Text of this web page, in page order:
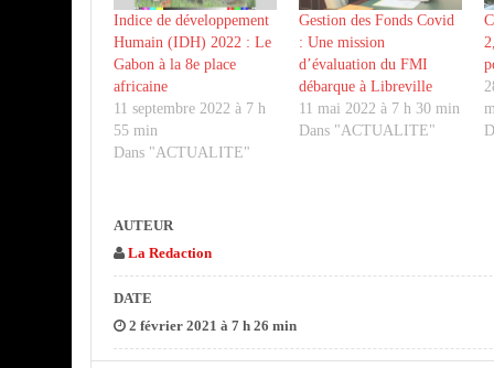
Indice de développement
Humain (IDH) 2022 : Le
Gabon à la 8e place
africaine
11 septembre 2022 à 7 h
55 min
Dans "ACTUALITE"
Gestion des Fonds Covid
: Une mission
d’évaluation du FMI
débarque à Libreville
11 mai 2022 à 7 h 30 min
Dans "ACTUALITE"
AUTEUR
La Redaction
DATE
2 février 2021 à 7 h 26 min